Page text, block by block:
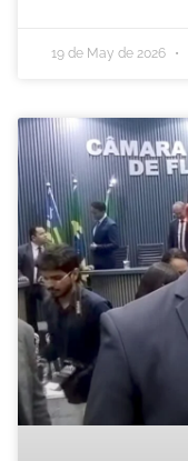
19 de May de 2026